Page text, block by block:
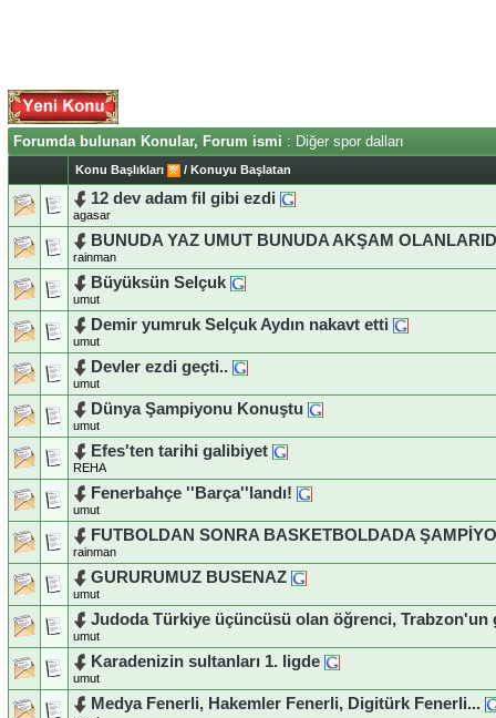
Forumda bulunan Konular, Forum ismi : Diğer spor dalları
Konu Başlıkları / Konuyu Başlatan
12 dev adam fil gibi ezdi
agasar
BUNUDA YAZ UMUT BUNUDA AKŞAM
rainman
Büyüksün Selçuk
umut
Demir yumruk Selçuk Aydın nakavt etti
umut
Devler ezdi geçti..
umut
Dünya Şampiyonu Konuştu
umut
Efes'ten tarihi galibiyet
REHA
Fenerbahçe ''Barça''landı!
umut
FUTBOLDAN SONRA BASKETBOLDADA
rainman
GURURUMUZ BUSENAZ
umut
Judoda Türkiye üçüncüsü olan öğrenci, Trabzon'un
umut
Karadenizin sultanları 1. ligde
umut
Medya Fenerli, Hakemler Fenerli, Digitürk Fenerli...